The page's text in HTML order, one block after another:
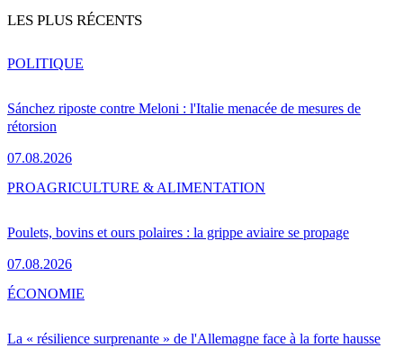
LES PLUS RÉCENTS
Sánchez riposte contre Meloni : l'Italie menacée de mesures de
rétorsion
07.08.2026
POLITIQUE
Poulets, bovins et ours polaires : la grippe aviaire se propage
07.08.2026
PROAGRICULTURE & ALIMENTATION
La « résilience surprenante » de l'Allemagne face à la forte hausse
ÉCONOMIE